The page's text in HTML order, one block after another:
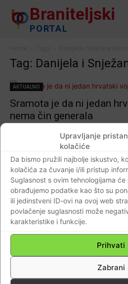
Upravljanje
kolačiće
Da bismo pružili najbolje iskustvo,
kolačića za čuvanje i/ili pristup
Suglasnost s ovim tehnologijama
obrađujemo podatke kao što su
ili jedinstveni ID-ovi na ovoj web
povlačenje suglasnosti može
karakteristike i funkcije.
Prihvati
Zabrani
Braniteljski
PORTAL
Tag: Danijela i
AKTUALNO
Sramota je da ni jedan
nema čin generala
Impressum Kontaktirajte nas
© Newspaper WordPress